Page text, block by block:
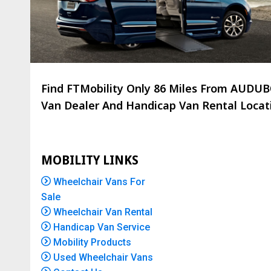
Find FTMobility Only 86 Miles From
Van Dealer And Handicap Van Rental
MOBILITY LINKS
Wheelchair Vans For
Sale
Wheelchair Van Rental
Handicap Van Service
Mobility Products
Used Wheelchair Vans